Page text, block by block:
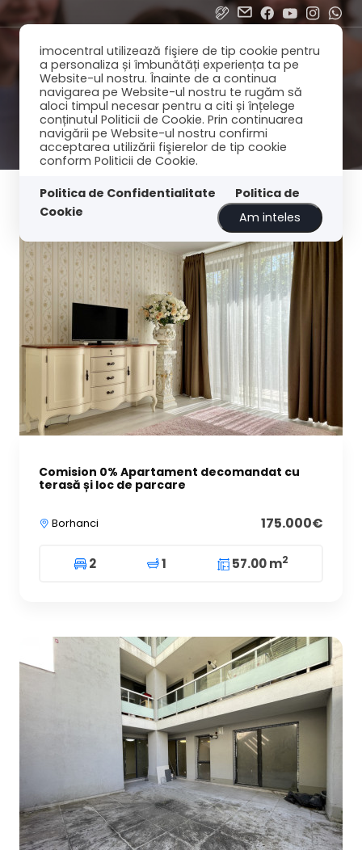
imocentral utilizează fişiere de tip cookie pentru
a personaliza și îmbunătăți experiența ta pe
Website-ul nostru. Înainte de a continua
navigarea pe Website-ul nostru te rugăm să
aloci timpul necesar pentru a citi și înțelege
conținutul Politicii de Cookie. Prin continuarea
navigării pe Website-ul nostru confirmi
acceptarea utilizării fişierelor de tip cookie
conform Politicii de Cookie.
Politica de Confidentialitate
Politica de
Cookie
Am inteles
Comision 0% Apartament decomandat cu
terasă și loc de parcare
Borhanci 175.000€
2 1 57.00 m2